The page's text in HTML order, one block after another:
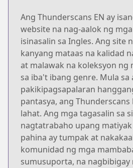
Ang Thunderscans EN ay
website na nag-aalok ng
isinasalin sa Ingles. Ang site
kanyang mataas na kalidad
at malawak na koleksyon ng
sa iba't ibang genre. Mula sa
pakikipagsapalaran
pantasya, ang Thunderscans
lahat. Ang mga tagasalin sa
nagtatrabaho upang
pahina ay tumpak at
komunidad ng mga
sumusuporta, na nagbibigay